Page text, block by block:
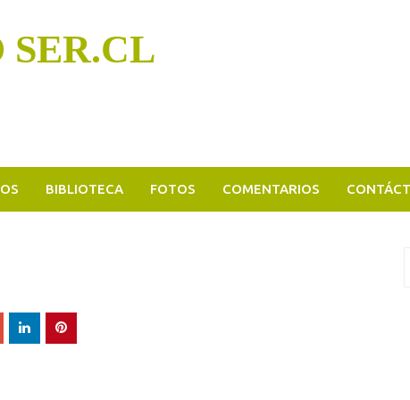
SER.CL
BIBLIOTECA FOTOS COMENTARIOS